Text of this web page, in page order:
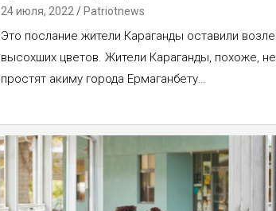
24 июля, 2022 Patriotnews
Это послание жители Караганды оставили возле
высохших цветов. Жители Караганды, похоже, не
простят акиму города Ермаганбету…